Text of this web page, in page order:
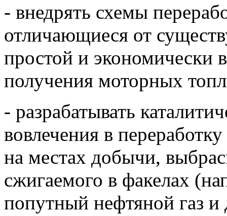
- внедрять схемы
отличающиеся от
простой и экономически
получения моторных
- разрабатывать
вовлечения в
на местах добычи,
сжигаемого в факелах
попутный нефтяной газ и